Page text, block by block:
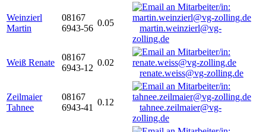
Weinzierl
Martin
08167
6943-56
0.05
martin.weinzierl@vg-
zolling.de
Weiß Renate
08167
6943-12
0.02
renate.weiss@vg-zolling.de
Zeilmaier
Tahnee
08167
6943-41
0.12
tahnee.zeilmaier@vg-
zolling.de